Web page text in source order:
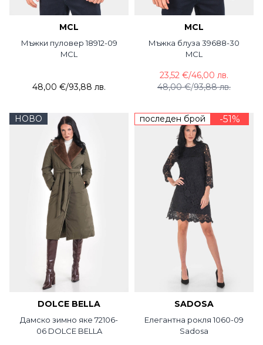
MCL
Мъжки пуловер 18912-09
MCL
48,00 €/93,88 лв.
MCL
Мъжка блуза 39688-30
MCL
48,00 €/93,88 лв.
23,52 €/46,00 лв.
НОВО
DOLCE BELLA
Дамско зимно яке 72106-
06 DOLCE BELLA
последен брой -51%
SADOSA
Елегантна рокля 1060-09
Sadosa